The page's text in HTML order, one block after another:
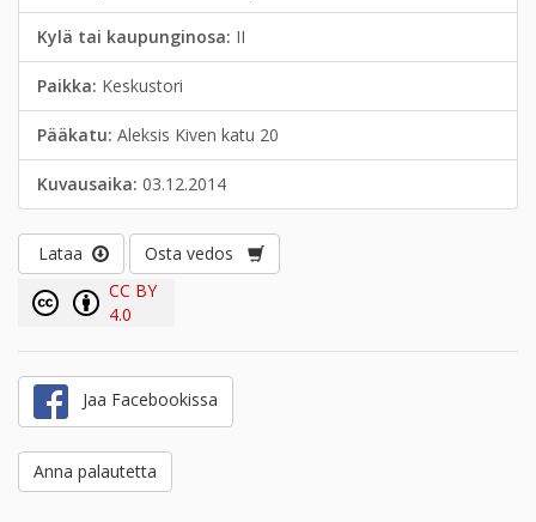
Kylä tai kaupunginosa: II
Paikka: Keskustori
Pääkatu: Aleksis Kiven katu 20
Kuvausaika: 03.12.2014
Lataa
Osta vedos
CC BY
4.0
Jaa Facebookissa
Anna palautetta